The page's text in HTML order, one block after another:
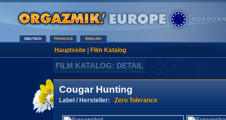
Hauptseite| Film Katalog
FILM KATALOG: DETAIL
Cougar Hunting
Label / Hersteller: Zero Tolerance